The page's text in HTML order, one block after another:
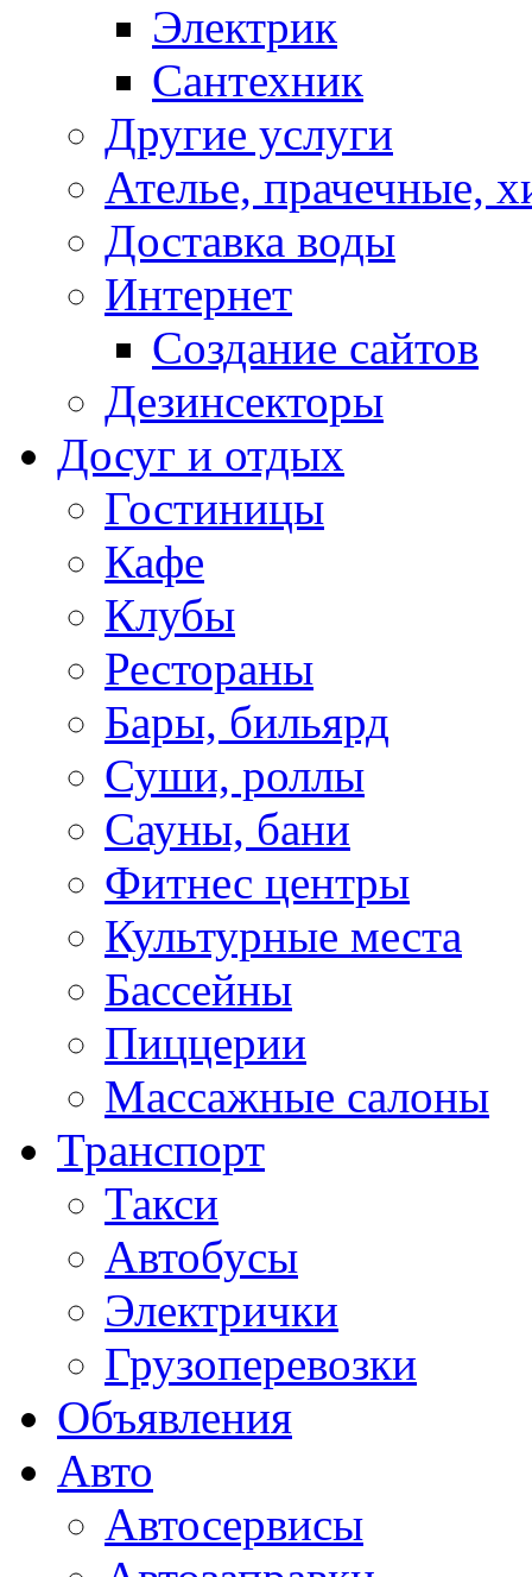
Электрик
Сантехник
Другие услуги
Ателье, прачечные,
Доставка воды
Интернет
Создание сайтов
Дезинсекторы
Досуг и отдых
Гостиницы
Кафе
Клубы
Рестораны
Бары, бильярд
Суши, роллы
Сауны, бани
Фитнес центры
Культурные места
Бассейны
Пиццерии
Массажные салоны
Транспорт
Такси
Автобусы
Электрички
Грузоперевозки
Объявления
Авто
Автосервисы